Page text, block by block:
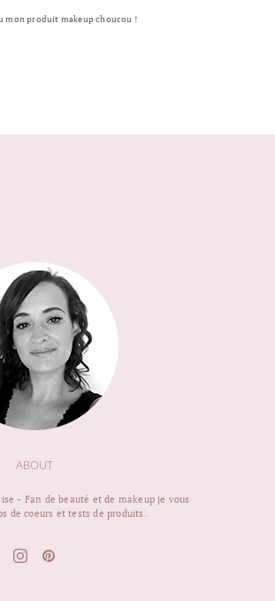
mon produit makeup choucou !
ABOUT
- Fan de beauté et de makeup je vous
de coeurs et tests de produits.